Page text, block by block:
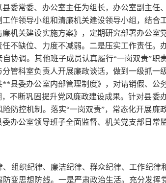
委常委、办公室主任为组长，办公室副主任
作领导小组和清廉机关建设领导小组，结合
机关建设实施方案》，定期研究部署办公室
不缺位、力度不减弱。二是压实工作责任。
协调。其他班子成员认真履行“一岗双责”职
管科室负责人开展廉政谈话，做到一级抓一
县委办公室内部管理制度》，对请销假、公
不断巩固提升党风廉政建设成果。针对县委
防控机制。落实“一岗双责”，常态化开展廉
办公室领导班子全面监督、机关党支部日常
组织纪律、廉洁纪律、群众纪律、工作纪律
变思想防线。一是严肃政治生活。充分发挥